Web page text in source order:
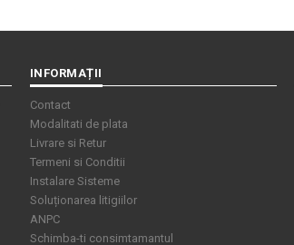
INFORMAȚII
Contact
Modalitati de plata
Livrare si Retur
Termeni si Conditii
Instalare Sisteme
Soluționarea litigiilor
ANPC
Schimba-ti consimtamantul